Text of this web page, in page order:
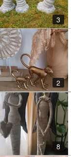
3
2
8